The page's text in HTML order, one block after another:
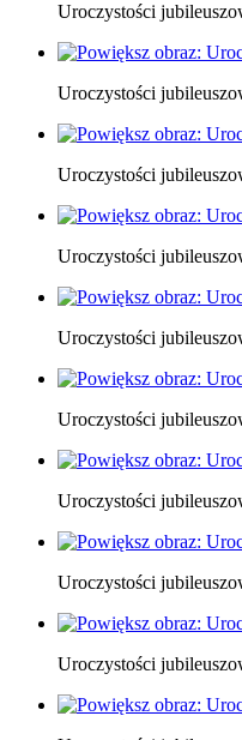
Uroczystości
Uroczystości
Uroczystości
Uroczystości
Uroczystości
Uroczystości
Uroczystości
Uroczystości
Uroczystości